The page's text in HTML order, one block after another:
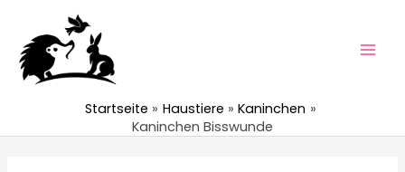
springen
Startseite Haustiere
Kaninchen
Kaninchen Bisswunde